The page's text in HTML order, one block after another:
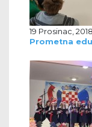
19 Prosinac, 2018
Prometna